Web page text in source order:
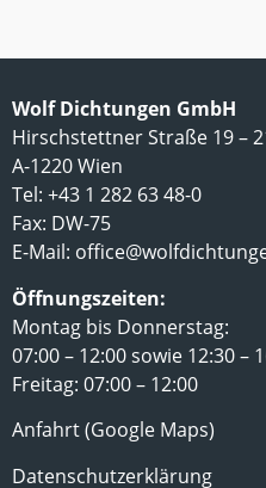
Wolf Dichtungen GmbH
Hirschstettner Straße 19 –
A-1220 Wien
Tel: +43 1 282 63 48-0
Fax: DW-75
E-Mail:
Öffnungszeiten:
Montag bis Donnerstag:
07:00 – 12:00 sowie 12:30 –
Freitag: 07:00 – 12:00
Anfahrt (Google Maps)
Datenschutzerklärung